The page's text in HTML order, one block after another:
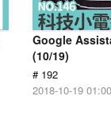
Google
(10/19)
# 192
2018-10-19 01:00